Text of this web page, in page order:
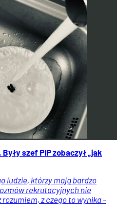
szef PIP zobaczył „jak
ludzie, którzy mają bardzo
rekrutacyjnych nie
z czego to wynika –